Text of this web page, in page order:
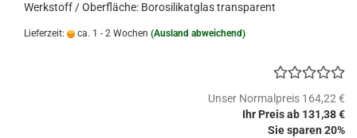
Werkstoff / Oberfläche: Borosilikatglas transparent
Lieferzeit: ca. 1 - 2 Wochen (Ausland abweichend)
Unser Normalpreis 164,22 €
Ihr Preis ab 131,38 €
Sie sparen 20%